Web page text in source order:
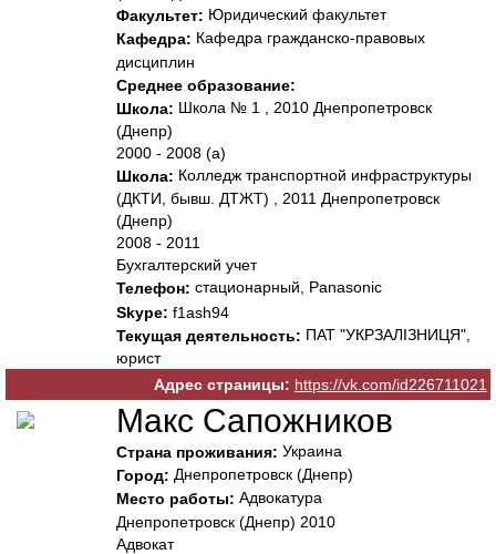
Факультет: Юридический факультет
Кафедра: Кафедра гражданско-правовых
дисциплин
Среднее образование:
Школа: Школа № 1 , 2010 Днепропетровск
(Днепр)
2000 - 2008 (а)
Школа: Колледж транспортной инфраструктуры
(ДКТИ, бывш. ДТЖТ) , 2011 Днепропетровск
(Днепр)
2008 - 2011
Бухгалтерский учет
Телефон: стационарный, Panasonic
Skype: f1ash94
Текущая деятельность: ПАТ "УКРЗАЛІЗНИЦЯ",
юрист
Адрес страницы: https://vk.com/id226711021
Макс Сапожников
Страна проживания: Украина
Город: Днепропетровск (Днепр)
Место работы: Адвокатура
Днепропетровск (Днепр) 2010
Адвокат